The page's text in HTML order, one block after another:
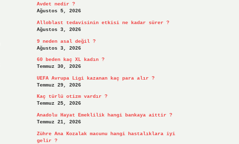
Avdet nedir ?
Ağustos 5, 2026
Alloblast tedavisinin etkisi ne kadar sürer ?
Ağustos 3, 2026
9 neden asal değil ?
Ağustos 3, 2026
60 beden kaç XL kadın ?
Temmuz 30, 2026
UEFA Avrupa Ligi kazanan kaç para alır ?
Temmuz 29, 2026
Kaç türlü otizm vardır ?
Temmuz 25, 2026
Anadolu Hayat Emeklilik hangi bankaya aittir ?
Temmuz 21, 2026
Zühre Ana Kozalak macunu hangi hastalıklara iyi
gelir ?